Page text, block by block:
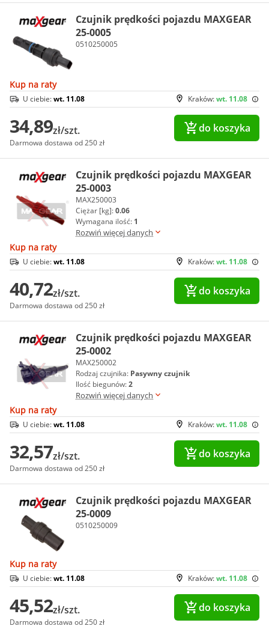
Czujnik prędkości pojazdu MAXGEAR
25-0005
0510250005
Kup na raty
Kraków:wt. 11.08
U ciebie:wt. 11.08
34,89zł/szt.
Darmowa dostawa od 250 zł
do koszyka
Czujnik prędkości pojazdu MAXGEAR
25-0003
MAX250003
Ciężar [kg]:0.06
Wymagana ilość: 1
Rozwiń więcej danych
Kup na raty
Kraków:wt. 11.08
U ciebie:wt. 11.08
40,72zł/szt.
Darmowa dostawa od 250 zł
do koszyka
Czujnik prędkości pojazdu MAXGEAR
25-0002
MAX250002
Rodzaj czujnika: Pasywny czujnik
Ilość biegunów:2
Rozwiń więcej danych
Kup na raty
Kraków:wt. 11.08
U ciebie:wt. 11.08
32,57zł/szt.
Darmowa dostawa od 250 zł
do koszyka
Czujnik prędkości pojazdu MAXGEAR
25-0009
0510250009
Kup na raty
Kraków:wt. 11.08
U ciebie:wt. 11.08
45,52zł/szt.
Darmowa dostawa od 250 zł
do koszyka